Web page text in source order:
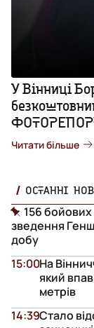
У Вінниці
Читати більше
ОСТАННІ
156 бойових
зведення
добу
На
який
метрів
15:00
Стало
14:39